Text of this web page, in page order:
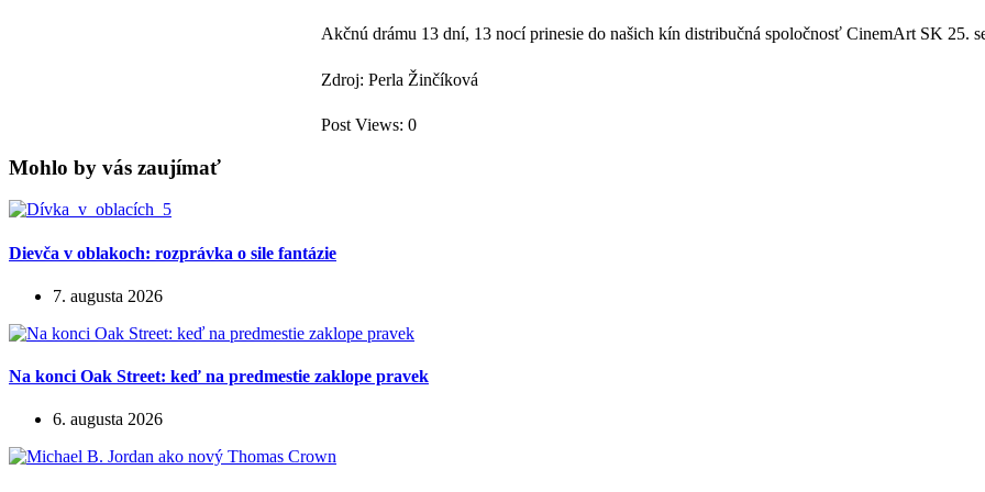
Akčnú drámu 13 dní, 13 nocí prinesie do našich kín distribučná spoločnosť CinemArt SK 25.
Zdroj: Perla Žinčíková
Post Views: 0
Mohlo by vás zaujímať
Dievča v oblakoch: rozprávka o sile fantázie
7. augusta 2026
Na konci Oak Street: keď na predmestie zaklope pravek
6. augusta 2026